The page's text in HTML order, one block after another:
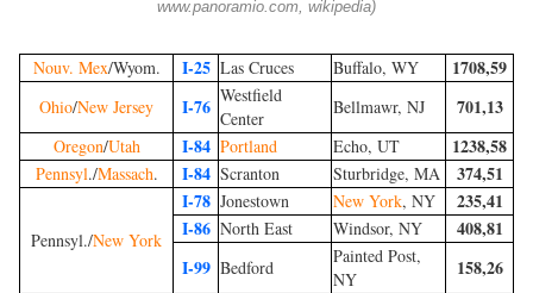
www.panoramio.com, wikipedia)
Nouv. Mex/Wyom. I-25 Las Cruces Buffalo, WY 1708,59
Ohio/New Jersey I-76 Westfield
Center
Bellmawr, NJ 701,13
Oregon/Utah I-84 Portland Echo, UT 1238,58
Pennsyl./Massach. I-84 Scranton Sturbridge, MA 374,51
Pennsyl./New York
I-78 Jonestown New York, NY
235,41
I-86 North East Windsor, NY
408,81
I-99 Bedford
Painted Post,
NY
158,26